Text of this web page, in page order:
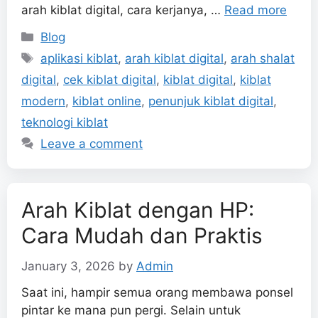
arah kiblat digital, cara kerjanya, … Read more
Categories
Blog
Tags
aplikasi kiblat, arah kiblat digital, arah shalat
digital, cek kiblat digital, kiblat digital, kiblat
modern, kiblat online, penunjuk kiblat digital,
teknologi kiblat
Leave a comment
Arah Kiblat dengan HP:
Cara Mudah dan Praktis
January 3, 2026 by Admin
Saat ini, hampir semua orang membawa ponsel
pintar ke mana pun pergi. Selain untuk